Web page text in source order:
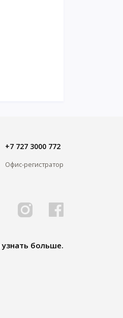
+7 727 3000 772
Офис-регистратор
узнать больше.